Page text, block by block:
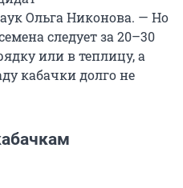
Ольга Никонова. — Но
следует за 20–30
или в теплицу, а
кабачки долго не